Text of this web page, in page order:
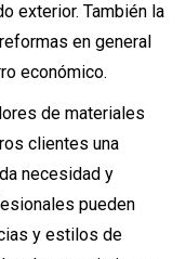
exterior. También la
en general
económico.
de materiales
clientes una
necesidad y
pueden
y estilos de